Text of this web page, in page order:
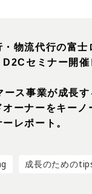
・物流代行の富
D2Cセミナー開催
ース事業が成長
オーナーをキー
レポート。
成長のための